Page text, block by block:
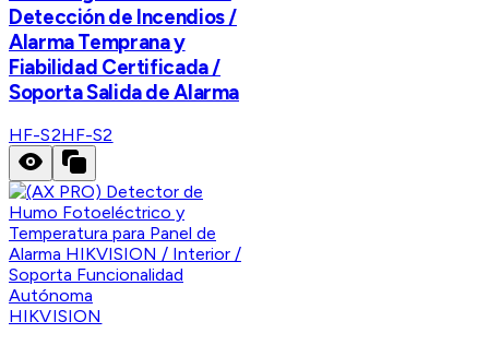
Detección de Incendios /
Alarma Temprana y
Fiabilidad Certificada /
Soporta Salida de Alarma
HF-S2HF-S2
HIKVISION